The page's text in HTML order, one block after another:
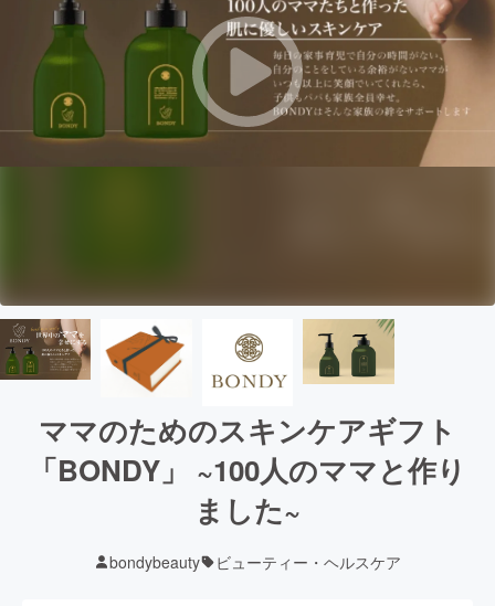
ママのためのスキンケアギフト
「BONDY」 ~100人のママと作り
ました~
bondybeauty ビューティー・ヘルスケア